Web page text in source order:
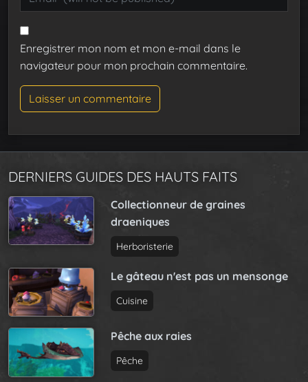
Enregistrer mon nom et mon e-mail dans le
navigateur pour mon prochain commentaire.
DERNIERS GUIDES DES HAUTS FAITS
Collectionneur de graines
draeniques
Herboristerie
Le gâteau n'est pas un mensonge
Cuisine
Pêche aux raies
Pêche